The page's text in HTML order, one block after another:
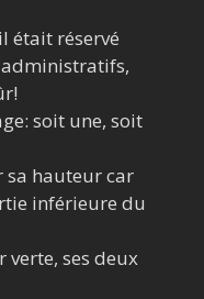
était réservé
soit une, soit
sa hauteur car
inférieure du
verte, ses deux